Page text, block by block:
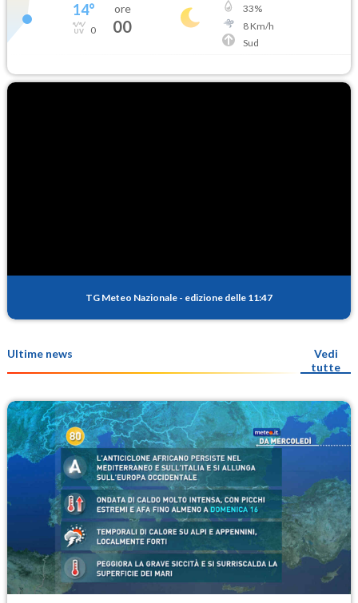
14°
0
ore
00
33%
8Km/h
Sud
TG Meteo Nazionale - edizione delle 11:47
Ultime news
Vedi
tutte